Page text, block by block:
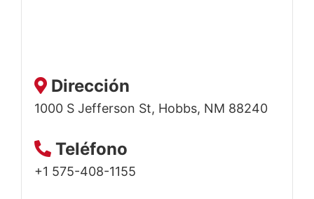
Dirección
1000 S Jefferson St, Hobbs, NM 88240
Teléfono
+1 575-408-1155